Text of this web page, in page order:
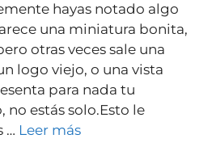
hayas notado algo
una miniatura bonita,
otras veces sale una
logo viejo, o una vista
para nada tu
no estás solo.Esto le
… Leer más